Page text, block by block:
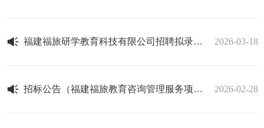
福建福旅研学教育科技有限公司招聘拟录用人选名单公示 2026-03-18
招标公告（福建福旅教育咨询管理服务项目） 2026-02-28